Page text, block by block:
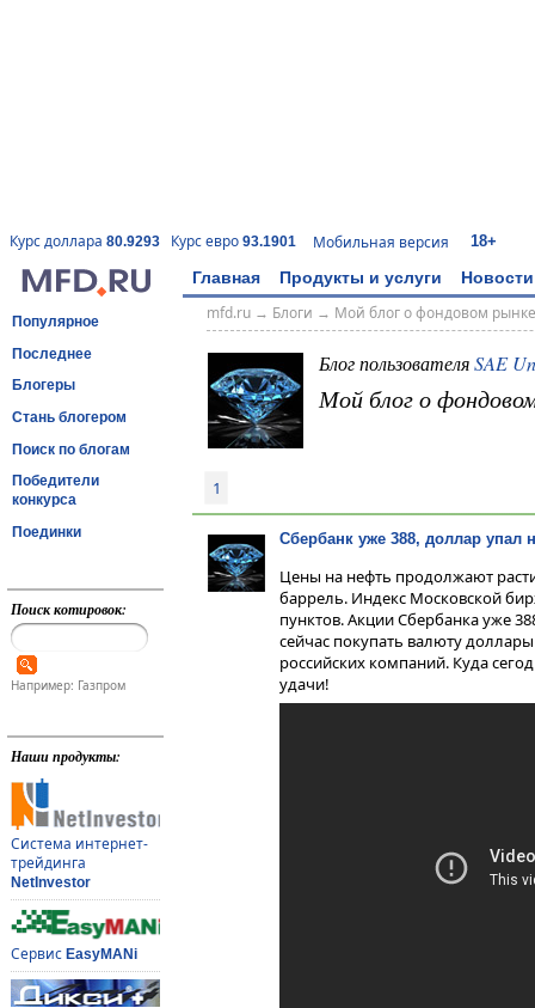
Курс доллара 80.9293 Курс евро 93.1901 Мобильная версия 18+
Главная Продукты и услуги Новости
Популярное
Последнее
Блогеры
Стань блогером
Поиск по блогам
Победители
конкурса
Поединки
Поиск котировок:
Например: Газпром
Наши продукты:
Система интернет-
трейдинга
NetInvestor
Сервис EasyMANi
mfd.ru→ Блоги → Мой блог о фондовом рынке
Блог пользователяSAE
Мой блог о
1
Сбербанк уже 388, доллар упал
Цены на нефть продолжают
баррель. Индекс Московской
пунктов. Акции Сбербанка уже
сейчас покупать валюту
российских компаний. Куда
удачи!